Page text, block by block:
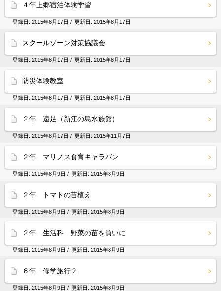
４年上郷宿泊体験学習
登録日: 2015年8月17日 / 更新日: 2015年8月17日
スクールゾーン対策協議会
登録日: 2015年8月17日 / 更新日: 2015年8月17日
防災体験教室
登録日: 2015年8月17日 / 更新日: 2015年8月17日
２年 遠足（新江の島水族館）
登録日: 2015年8月17日 / 更新日: 2015年11月7日
２年 マリノス食育キャラバン
登録日: 2015年8月9日 / 更新日: 2015年8月9日
２年 トマトの苗植え
登録日: 2015年8月9日 / 更新日: 2015年8月9日
２年 生活科 野菜の苗を買いに
登録日: 2015年8月9日 / 更新日: 2015年8月9日
６年 修学旅行２
登録日: 2015年8月9日 / 更新日: 2015年8月9日